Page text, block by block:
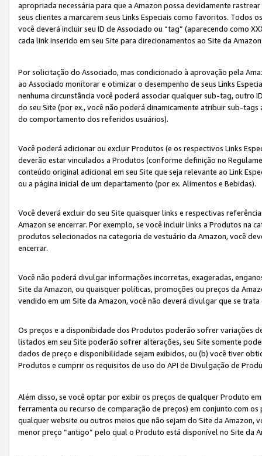
apropriada necessária para que a Amazon possa devidamente
seus clientes a marcarem seus Links Especiais como favoritos. Todos
você deverá incluir seu ID de Associado ou “tag” (aparecendo como
cada link inserido em seu Site para direcionamentos ao Site da
Por solicitação do Associado, mas condicionado à aprovação pela
ao Associado monitorar e otimizar o desempenho de seus Links
nenhuma circunstância você poderá associar qualquer sub-tag,
do seu Site (por ex., você não poderá dinamicamente atribuir sub-
do comportamento dos referidos usuários).
Você poderá adicionar ou excluir Produtos (e os respectivos Links
deverão estar vinculados a Produtos (conforme definição no
conteúdo original adicional em seu Site que seja relevante ao Link
ou a página inicial de um departamento (por ex. Alimentos e Bebidas).
Você deverá excluir do seu Site quaisquer links e respectivas
Amazon se encerrar. Por exemplo, se você incluir links a Produtos na
produtos selecionados na categoria de vestuário da Amazon, você
encerrar.
Você não poderá divulgar informações incorretas, exageradas,
Site da Amazon, ou quaisquer políticas, promoções ou preços da
vendido em um Site da Amazon, você não deverá divulgar que se
Os preços e a disponibidade dos Produtos poderão sofrer variações
listados em seu Site poderão sofrer alterações, seu Site somente
dados de preço e disponibilidade sejam exibidos, ou (b) você tiver
Produtos e cumprir os requisitos de uso do API de Divulgação de
Além disso, se você optar por exibir os preços de qualquer Produto
ferramenta ou recurso de comparação de preços) em conjunto com
qualquer website ou outros meios que não sejam do Site da Amazon,
menor preço “antigo” pelo qual o Produto está disponível no Site da